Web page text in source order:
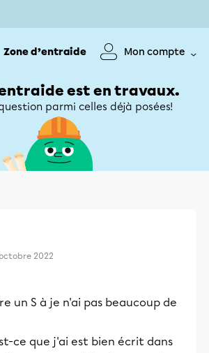
Zone d’entraide Mon compte
est en travaux.
parmi celles déjà posées!
octobre 2022
un S à je n'ai pas beaucoup de
ce que j'ai est bien écrit dans